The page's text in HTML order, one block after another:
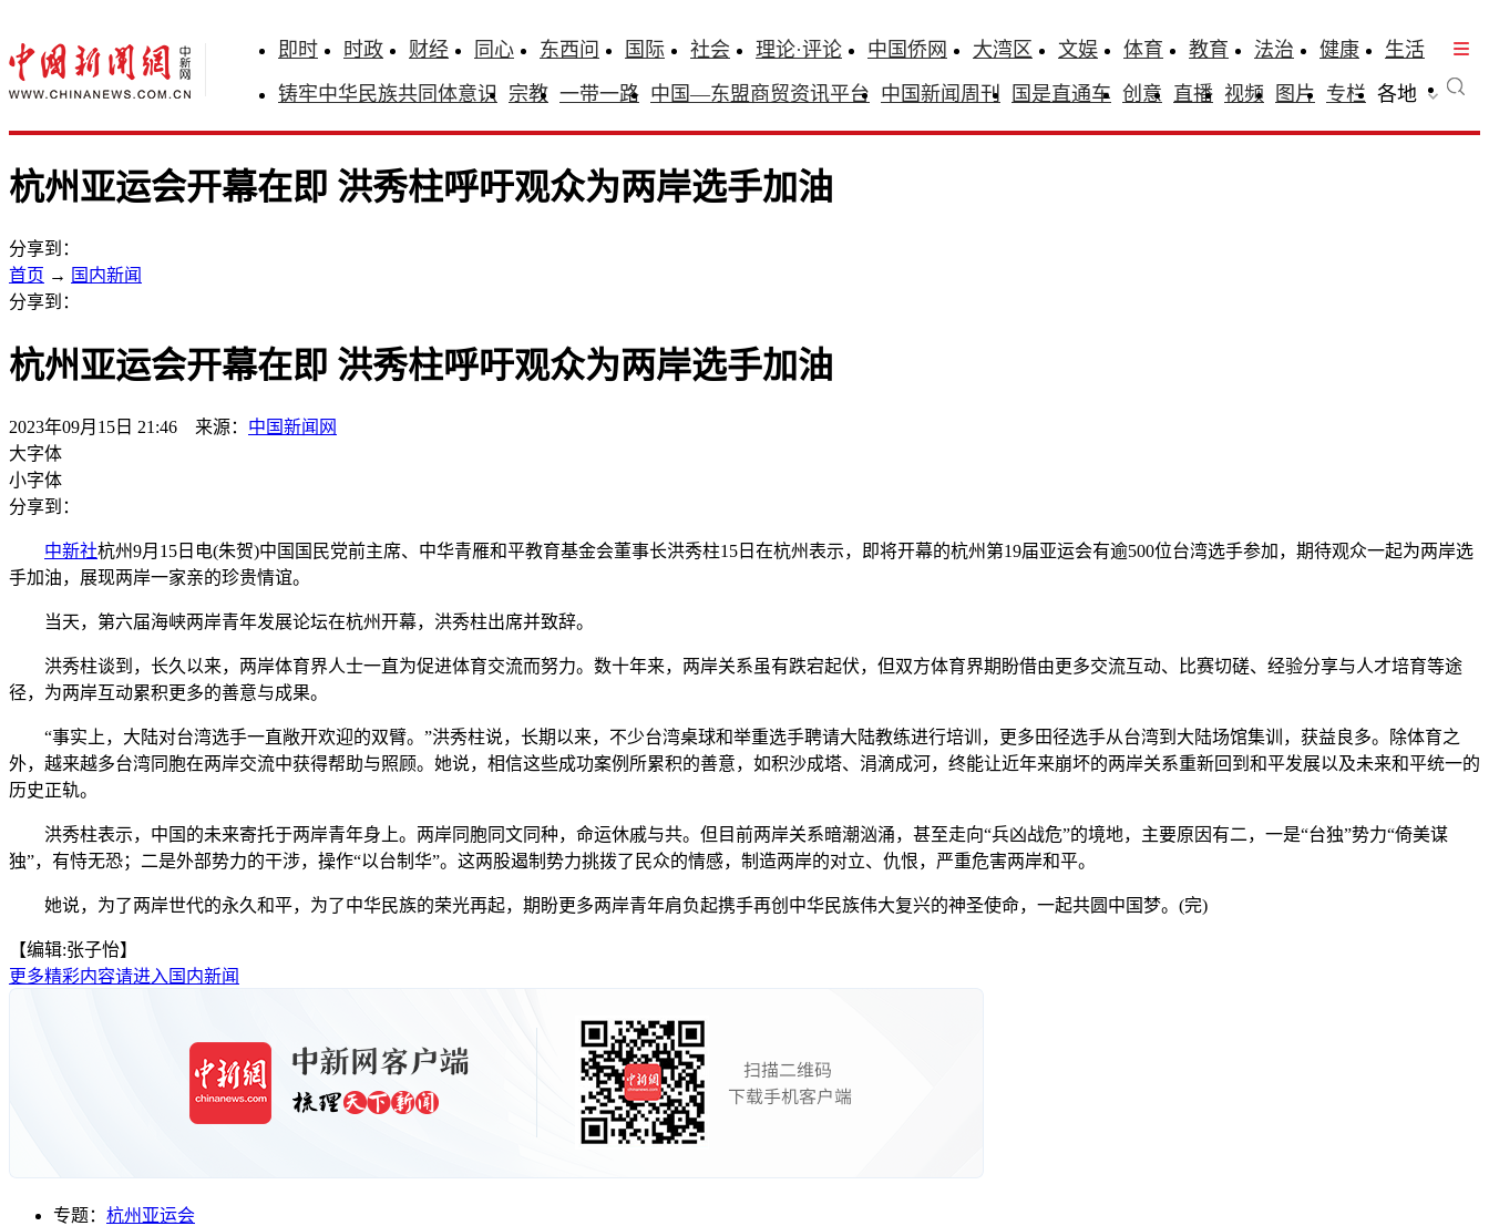
即时 时政 财经 同心 东西问 国际 社会 理论·评论 中国侨网 大湾区 文娱 体育 教育 法治 健康
生活
铸牢中华民族共同体意识 宗教 一带一路 中国—东盟商贸资讯平台 中国新闻周刊 国是直通车 创意 直播 视频 图片 专栏 各地
杭州亚运会开幕在即 洪秀柱呼吁观众为两岸选手加油
分享到：
首页 → 国内新闻
分享到：
杭州亚运会开幕在即 洪秀柱呼吁观众为两岸选手加油
2023年09月15日 21:46 来源： 中国新闻网
大字体
小字体
分享到：
中新社杭州9月15日电(朱贺)中国国民党前主席、中华青雁和平教育基金会董事长洪秀柱15日在杭州表示，即将开幕的杭州第19届亚运会有逾500位台湾选手参加，期待观众一起为两岸选
手加油，展现两岸一家亲的珍贵情谊。
当天，第六届海峡两岸青年发展论坛在杭州开幕，洪秀柱出席并致辞。
洪秀柱谈到，长久以来，两岸体育界人士一直为促进体育交流而努力。数十年来，两岸关系虽有跌宕起伏，但双方体育界期盼借由更多交流互动、比赛切磋、经验分享与人才培育等途
径，为两岸互动累积更多的善意与成果。
“事实上，大陆对台湾选手一直敞开欢迎的双臂。”洪秀柱说，长期以来，不少台湾桌球和举重选手聘请大陆教练进行培训，更多田径选手从台湾到大陆场馆集训，获益良多。除体育之
外，越来越多台湾同胞在两岸交流中获得帮助与照顾。她说，相信这些成功案例所累积的善意，如积沙成塔、涓滴成河，终能让近年来崩坏的两岸关系重新回到和平发展以及未来和平统一的
历史正轨。
洪秀柱表示，中国的未来寄托于两岸青年身上。两岸同胞同文同种，命运休戚与共。但目前两岸关系暗潮汹涌，甚至走向“兵凶战危”的境地，主要原因有二，一是“台独”势力“倚美谋
独”，有恃无恐；二是外部势力的干涉，操作“以台制华”。这两股遏制势力挑拨了民众的情感，制造两岸的对立、仇恨，严重危害两岸和平。
她说，为了两岸世代的永久和平，为了中华民族的荣光再起，期盼更多两岸青年肩负起携手再创中华民族伟大复兴的神圣使命，一起共圆中国梦。(完)
【编辑:张子怡】
更多精彩内容请进入国内新闻
专题： 杭州亚运会